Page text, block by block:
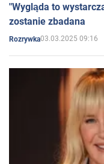
"Wygląda to
zostanie zbadana
Rozrywka03.03.2025 09:16